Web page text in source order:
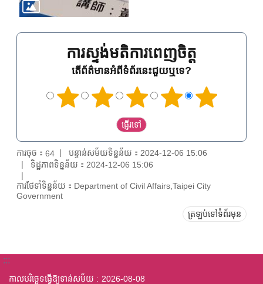
ការស្ទង់មតិការពេញចិត្ត
តើព័ត៌មានអំពីទំព័រនេះជួយឬទេ?
ការចុច： 64
បន្ទាន់សម័យទិន្នន័យ：2024-12-06 15:06
ទិដ្ឋភាពទិន្នន័យ：2024-12-06 15:06
ការថែទាំទិន្នន័យ：Department of Civil Affairs,Taipei City
Government
ត្រឡប់ទៅទំព័រមុន
:::
កាលបរិច្ឆេទធ្វើឱ្យទាន់សម័យ 2026-08-08